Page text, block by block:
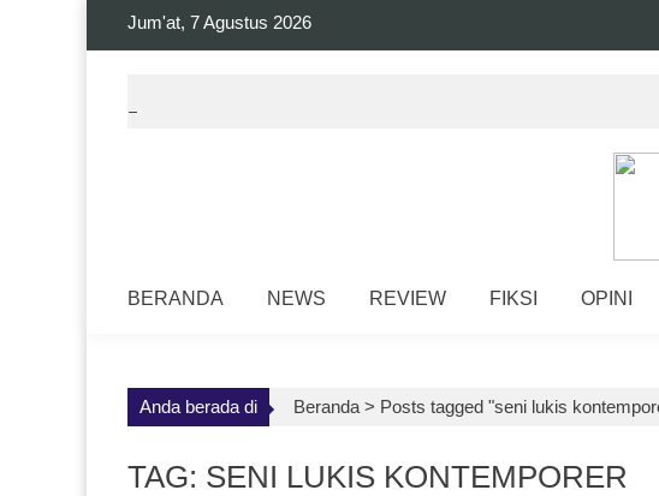
Jum'at, 7 Agustus 2026
BERANDA NEWS REVIEW FIKSI OPINI
Anda berada di Beranda > Posts tagged "seni lukis
TAG: SENI LUKIS KONTEMPORER